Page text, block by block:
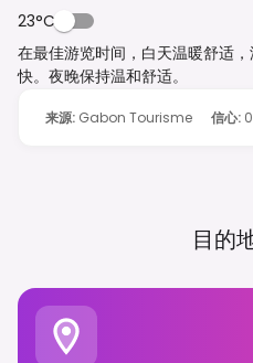
23°C
在最佳游览时间，白天温暖舒适
快。夜晚保持温和舒适。
来源: Gabon Tourisme 信心:
目的